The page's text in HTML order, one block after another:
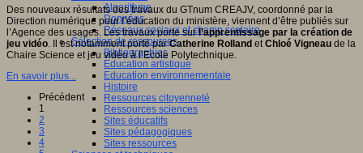
Algorithme
Données
Réseaux sociaux et champ scolaire
Sélection de ressources
Bibliographies
Education artistique
Education environnementale
Histoire
Ressources citoyenneté
Ressources sciences
Sites éducatifs
Sites pédagogiques
Sites ressources
Des nouveaux résultats des travaux du GTnum CREAJV, coordonné par la
Direction numérique pour l’éducation du ministère, viennent d’être publiés sur
l’Agence des usages. Les travaux porte surl’apprentissage par la création de
jeu vidéo . Il est notamment porté parCatherine Rolland et Chloé Vigneau de la
Chaire Science et jeu vidéo à l’Ecole Polytechnique.
En savoir plus...
Précédent
1
2
3
4